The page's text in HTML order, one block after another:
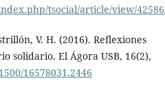
tsocial/article/view/
V. H. (2016). Reflexiones
solidario. El Ágora USB, 16(2),
16578031.2446